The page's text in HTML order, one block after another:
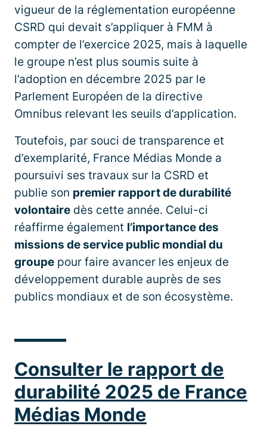
vigueur de la réglementation européenne
CSRD qui devait s’appliquer à FMM à
compter de l’exercice 2025, mais à laquelle
le groupe n’est plus soumis suite à
l’adoption en décembre 2025 par le
Parlement Européen de la directive
Omnibus relevant les seuils d’application.
Toutefois, par souci de transparence et
d’exemplarité, France Médias Monde a
poursuivi ses travaux sur la CSRD et
publie son premier rapport de durabilité
volontaire dès cette année. Celui-ci
réaffirme également l’importance des
missions de service public mondial du
groupe pour faire avancer les enjeux de
développement durable auprès de ses
publics mondiaux et de son écosystème.
Consulter le rapport de
durabilité 2025 de France
Médias Monde